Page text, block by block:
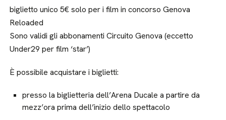
biglietto unico 5€ solo per i film in concorso Genova
Reloaded
Sono validi gli abbonamenti Circuito Genova (eccetto
Under29 per film ‘star’)
È possibile acquistare i biglietti:
presso la biglietteria dell’Arena Ducale a partire da
mezz’ora prima dell’inizio dello spettacolo